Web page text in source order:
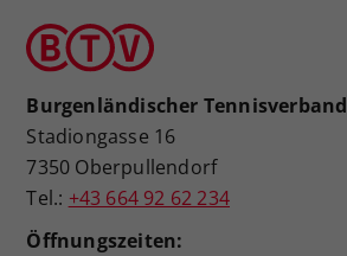
Burgenländischer Tennisverband
Stadiongasse 16
7350 Oberpullendorf
Tel.: +43 664 92 62 234
Öffnungszeiten: